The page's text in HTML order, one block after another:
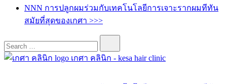
NNN การปลูกผมร่วมกับเทคโนโลยีการเจาะรากผมทีทัน
สมัยที่สุดของเกศา >>>